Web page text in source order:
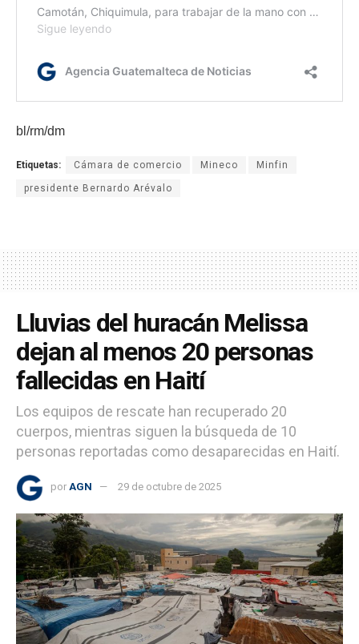
bl/rm/dm
Etiquetas: Cámara de comercio Mineco Minfin
presidente Bernardo Arévalo
Lluvias del huracán Melissa
dejan al menos 20 personas
fallecidas en Haití
Los equipos de rescate han recuperado 20
cuerpos, mientras siguen la búsqueda de 10
personas reportadas como desaparecidas en Haití.
por AGN 29 de octubre de 2025